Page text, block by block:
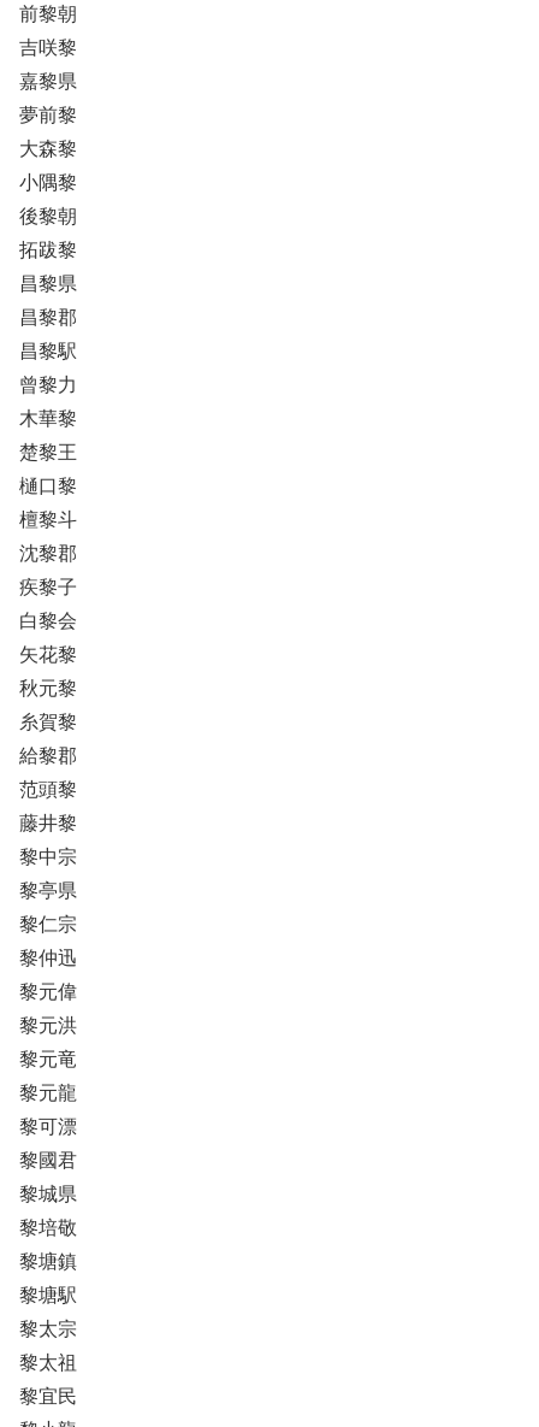
前黎朝
吉咲黎
嘉黎県
夢前黎
大森黎
小隅黎
後黎朝
拓跋黎
昌黎県
昌黎郡
昌黎駅
曾黎力
木華黎
楚黎王
樋口黎
檀黎斗
沈黎郡
疾黎子
白黎会
矢花黎
秋元黎
糸賀黎
給黎郡
范頭黎
藤井黎
黎中宗
黎亭県
黎仁宗
黎仲迅
黎元偉
黎元洪
黎元竜
黎元龍
黎可漂
黎國君
黎城県
黎培敬
黎塘鎮
黎塘駅
黎太宗
黎太祖
黎宜民